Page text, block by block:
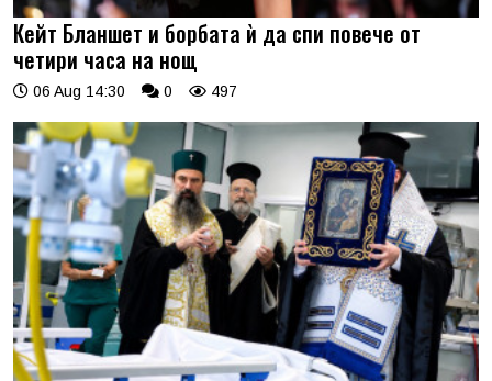
Кейт Бланшет и борбата ѝ да спи повече от
четири часа на нощ
06 Aug 14:30 0 497